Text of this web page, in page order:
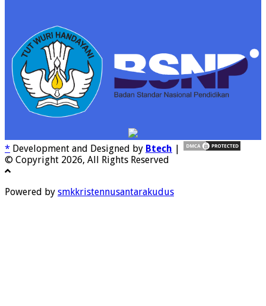
* Development and Designed by Btech |
© Copyright 2026, All Rights Reserved
Powered by smkkristennusantarakudus